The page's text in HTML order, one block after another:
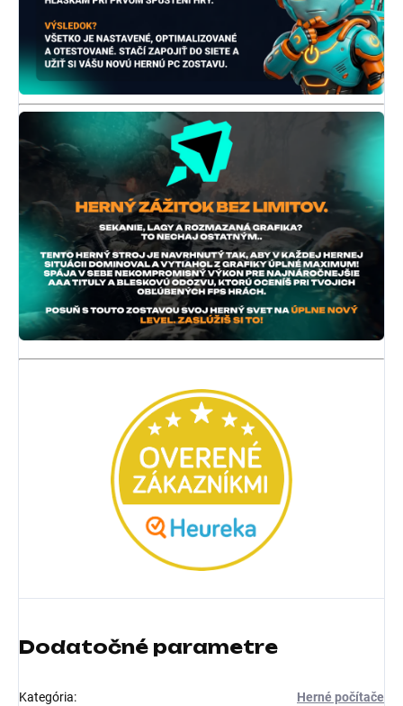
Dodatočné parametre
Kategória: Herné počítače